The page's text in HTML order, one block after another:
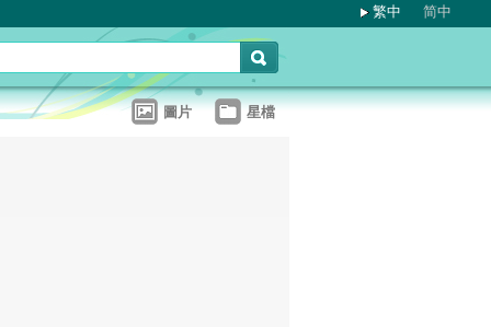
繁中 简中
圖片 星檔